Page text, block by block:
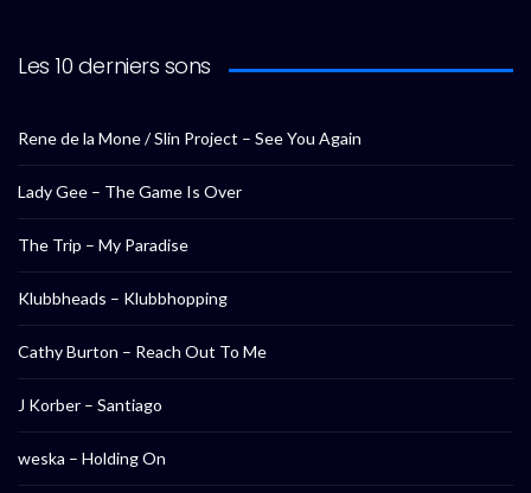
Les 10 derniers sons
Rene de la Mone / Slin Project – See You Again
Lady Gee – The Game Is Over
The Trip – My Paradise
Klubbheads – Klubbhopping
Cathy Burton – Reach Out To Me
J Korber – Santiago
weska – Holding On